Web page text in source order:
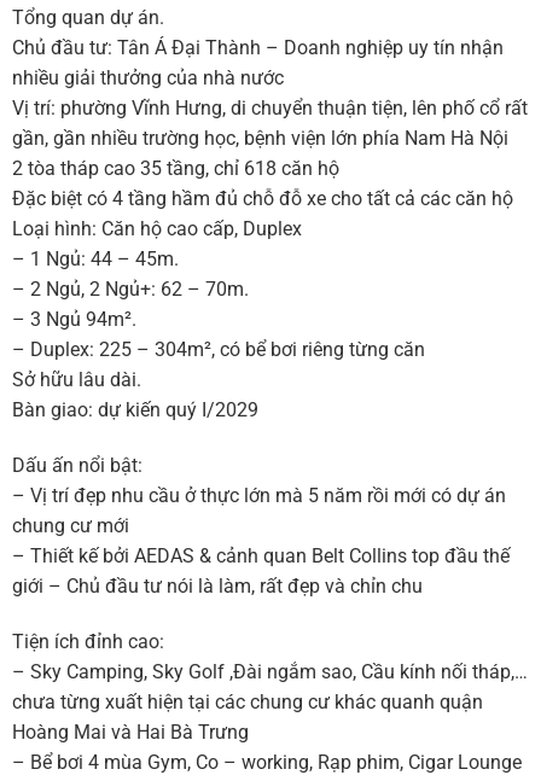
Tổng quan dự án.
Chủ đầu tư: Tân Á Đại Thành – Doanh nghiệp uy tín nhận
nhiều giải thưởng của nhà nước
Vị trí: phường Vĩnh Hưng, di chuyển thuận tiện, lên phố cổ rất
gần, gần nhiều trường học, bệnh viện lớn phía Nam Hà Nội
2 tòa tháp cao 35 tầng, chỉ 618 căn hộ
Đặc biệt có 4 tầng hầm đủ chỗ đỗ xe cho tất cả các căn hộ
Loại hình: Căn hộ cao cấp, Duplex
– 1 Ngủ: 44 – 45m.
– 2 Ngủ, 2 Ngủ+: 62 – 70m.
– 3 Ngủ 94m².
– Duplex: 225 – 304m², có bể bơi riêng từng căn
Sở hữu lâu dài.
Bàn giao: dự kiến quý I/2029
Dấu ấn nổi bật:
– Vị trí đẹp nhu cầu ở thực lớn mà 5 năm rồi mới có dự án
chung cư mới
– Thiết kế bởi AEDAS & cảnh quan Belt Collins top đầu thế
giới – Chủ đầu tư nói là làm, rất đẹp và chỉn chu
Tiện ích đỉnh cao:
– Sky Camping, Sky Golf ,Đài ngắm sao, Cầu kính nối tháp,…
chưa từng xuất hiện tại các chung cư khác quanh quận
Hoàng Mai và Hai Bà Trưng
– Bể bơi 4 mùa Gym, Co – working, Rạp phim, Cigar Lounge